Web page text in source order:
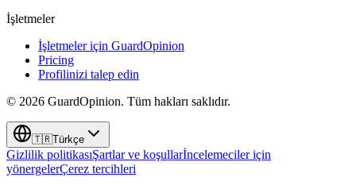
İşletmeler
İşletmeler için GuardOpinion
Pricing
Profilinizi talep edin
© 2026 GuardOpinion. Tüm hakları saklıdır.
🇹🇷Türkçe
Gizlilik politikasıŞartlar ve koşullarİncelemeciler için
yönergelerÇerez tercihleri